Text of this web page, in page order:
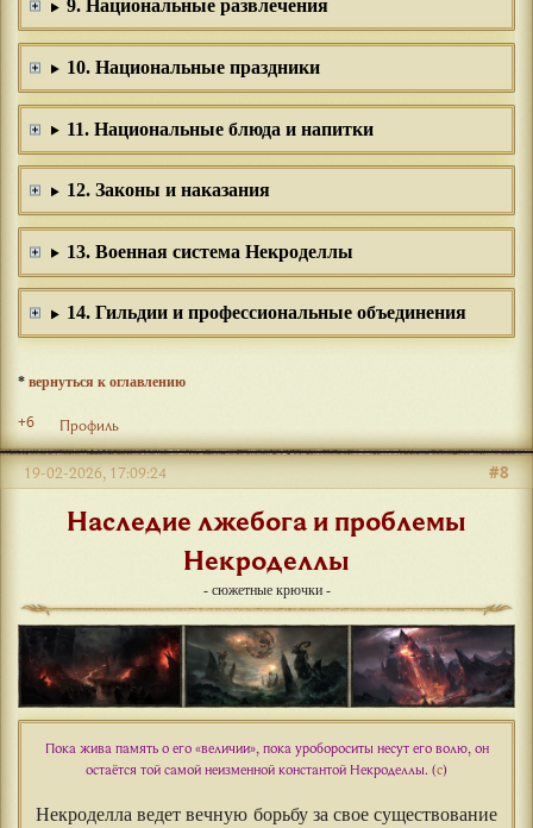
9. Национальные развлечения
10. Национальные праздники
11. Национальные блюда и напитки
12. Законы и наказания
13. Военная система Некроделлы
14. Гильдии и профессиональные объединения
* вернуться к оглавлению
+6 Профиль
#8
19-02-2026, 17:09:24
Наследие лжебога и проблемы
Некроделлы
- сюжетные крючки -
Пока жива память о его «величии», пока уробороситы несут его волю, он
остаётся той самой неизменной константой Некроделлы. (с)
Некроделла ведет вечную борьбу за свое существование